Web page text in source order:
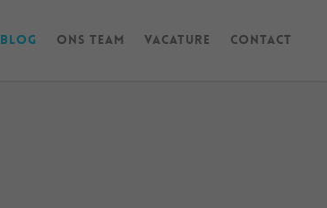
Blog Ons Team Vacature Contact